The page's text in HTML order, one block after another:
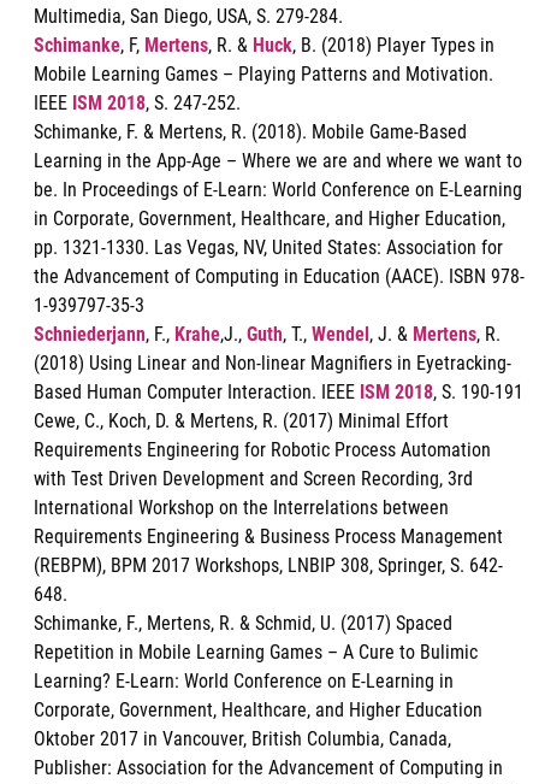
Multimedia, San Diego, USA, S. 279-284.
Schimanke, F, Mertens, R. & Huck, B. (2018) Player Types in
Mobile Learning Games – Playing Patterns and Motivation.
IEEE ISM 2018, S. 247-252.
Schimanke, F. & Mertens, R. (2018). Mobile Game-Based
Learning in the App-Age – Where we are and where we want to
be. In Proceedings of E-Learn: World Conference on E-Learning
in Corporate, Government, Healthcare, and Higher Education,
pp. 1321-1330. Las Vegas, NV, United States: Association for
the Advancement of Computing in Education (AACE). ISBN 978-
1-939797-35-3
Schniederjann, F., Krahe,J., Guth, T., Wendel, J. & Mertens, R.
(2018) Using Linear and Non-linear Magnifiers in Eyetracking-
Based Human Computer Interaction. IEEE ISM 2018, S. 190-191
Cewe, C., Koch, D. & Mertens, R. (2017) Minimal Effort
Requirements Engineering for Robotic Process Automation
with Test Driven Development and Screen Recording, 3rd
International Workshop on the Interrelations between
Requirements Engineering & Business Process Management
(REBPM), BPM 2017 Workshops, LNBIP 308, Springer, S. 642-
648.
Schimanke, F., Mertens, R. & Schmid, U. (2017) Spaced
Repetition in Mobile Learning Games – A Cure to Bulimic
Learning? E-Learn: World Conference on E-Learning in
Corporate, Government, Healthcare, and Higher Education
Oktober 2017 in Vancouver, British Columbia, Canada,
Publisher: Association for the Advancement of Computing in